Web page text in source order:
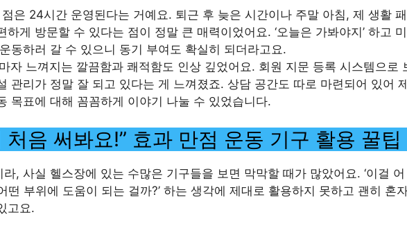
은 24시간 운영된다는 거예요. 퇴근 후 늦은 시간이나 주말 아침, 제 생활 패
하게 방문할 수 있다는 점이 정말 큰 매력이었어요. ‘오늘은 가봐야지’ 하고 미
동하러 갈 수 있으니 동기 부여도 확실히 되더라고요.
자 느껴지는 깔끔함과 쾌적함도 인상 깊었어요. 회원 지문 등록 시스템으로
관리가 정말 잘 되고 있다는 게 느껴졌죠. 상담 공간도 따로 마련되어 있어
목표에 대해 꼼꼼하게 이야기 나눌 수 있었습니다.
처음 써봐요!” 효과 만점 운동 기구 활용 꿀팁
, 사실 헬스장에 있는 수많은 기구들을 보면 막막할 때가 많았어요. ‘이걸 어
떤 부위에 도움이 되는 걸까?’ 하는 생각에 제대로 활용하지 못하고 괜히 혼
고요.